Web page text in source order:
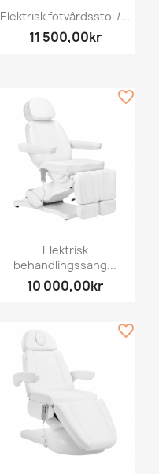
Elektrisk fotvårdsstol /...
11 500,00kr
Elektrisk
behandlingssäng...
10 000,00kr
favorite_border
favorite_border